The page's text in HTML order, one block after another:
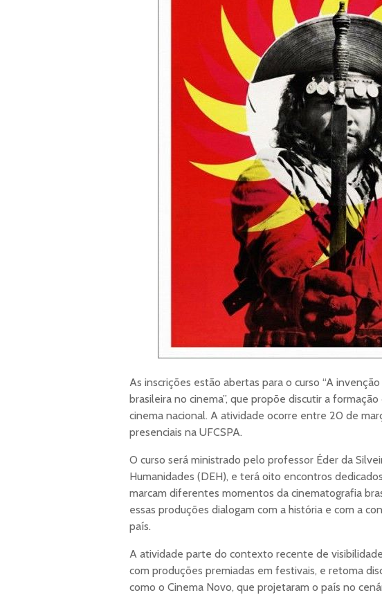
As inscrições estão abertas para o curso “A
brasileira no cinema”, que propõe discutir a
cinema nacional. A atividade ocorre entre 20 de
presenciais na UFCSPA.
O curso será ministrado pelo professor Éder da
Humanidades (DEH), e terá oito encontros
marcam diferentes momentos da cinematografia
essas produções dialogam com a história e com a
país.
A atividade parte do contexto recente de
com produções premiadas em festivais, e retoma
como o Cinema Novo, que projetaram o país no